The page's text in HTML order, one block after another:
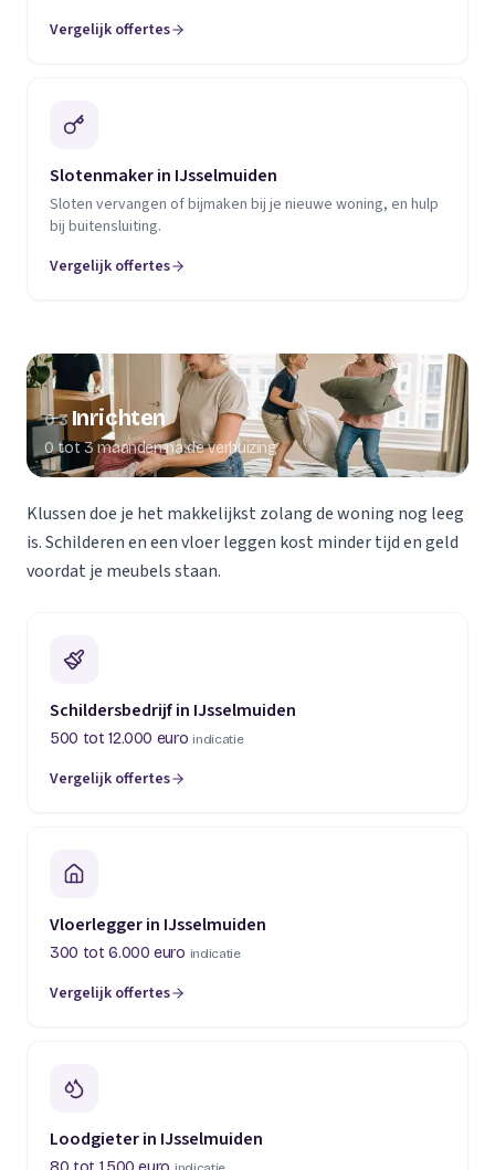
Vergelijk offertes
Slotenmaker in IJsselmuiden
Sloten vervangen of bijmaken bij je nieuwe woning, en hulp
bij buitensluiting.
Vergelijk offertes
03 Inrichten
0 tot 3 maanden na de verhuizing
Klussen doe je het makkelijkst zolang de woning nog leeg
is. Schilderen en een vloer leggen kost minder tijd en geld
voordat je meubels staan.
Schildersbedrijf in IJsselmuiden
500 tot 12.000 euro indicatie
Vergelijk offertes
Vloerlegger in IJsselmuiden
300 tot 6.000 euro indicatie
Vergelijk offertes
Loodgieter in IJsselmuiden